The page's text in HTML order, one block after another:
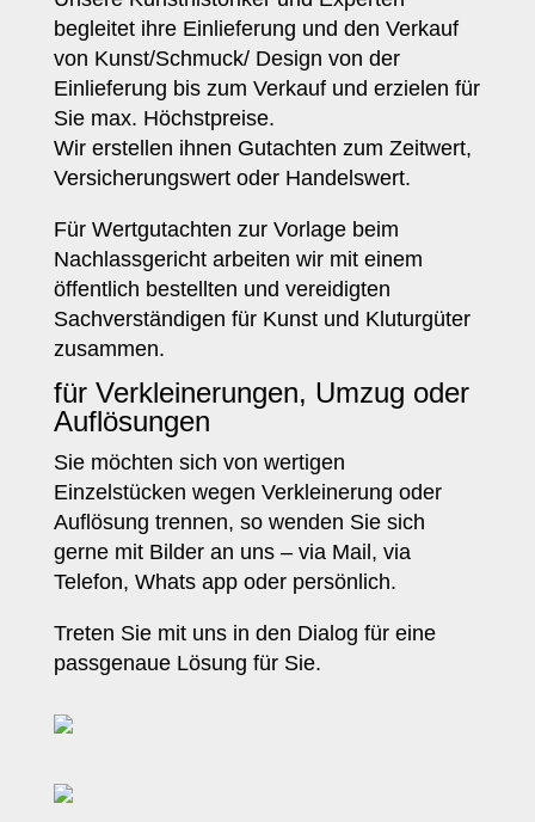
begleitet ihre Einlieferung und den Verkauf
von Kunst/Schmuck/ Design von der
Einlieferung bis zum Verkauf und erzielen für
Sie max. Höchstpreise.
Wir erstellen ihnen Gutachten zum Zeitwert,
Versicherungswert oder Handelswert.
Für Wertgutachten zur Vorlage beim
Nachlassgericht arbeiten wir mit einem
öffentlich bestellten und vereidigten
Sachverständigen für Kunst und Kluturgüter
zusammen.
für Verkleinerungen, Umzug oder
Auflösungen
Sie möchten sich von wertigen
Einzelstücken wegen Verkleinerung oder
Auflösung trennen, so wenden Sie sich
gerne mit Bilder an uns – via Mail, via
Telefon, Whats app oder persönlich.
Treten Sie mit uns in den Dialog für eine
passgenaue Lösung für Sie.